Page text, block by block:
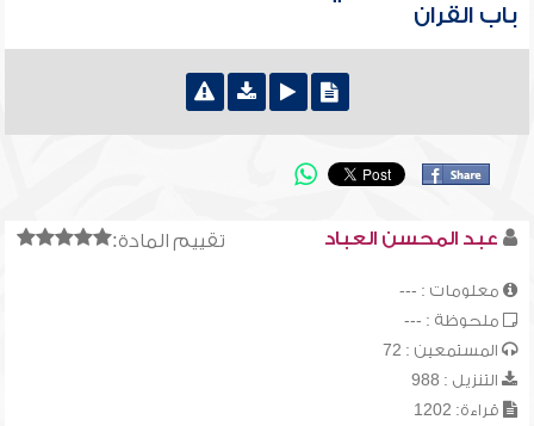
باب القران
تقييم المادة: عبد المحسن العباد
معلومات : ---
ملحوظة : ---
المستمعين : 72
التنزيل : 988
قراءة: 1202